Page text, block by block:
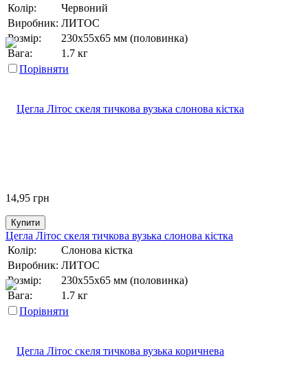
Колір:
Червоний
Виробник: ЛИТОС
Розмір:
230х55х65 мм (половинка)
Вага:
1.7 кг
Порівняти
14,95 грн
Купити
Цегла Літос скеля тичкова вузька слонова кістка
Колір:
Слонова кістка
Виробник: ЛИТОС
Розмір:
230х55х65 мм (половинка)
Вага:
1.7 кг
Порівняти